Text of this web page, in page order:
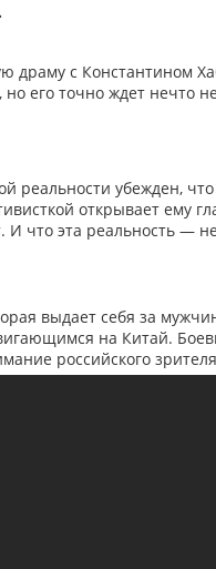
драму с Константином
но его точно ждет нечто
реальности убежден,
открывает ему
И что эта реальность —
выдает себя за
на Китай.
российского